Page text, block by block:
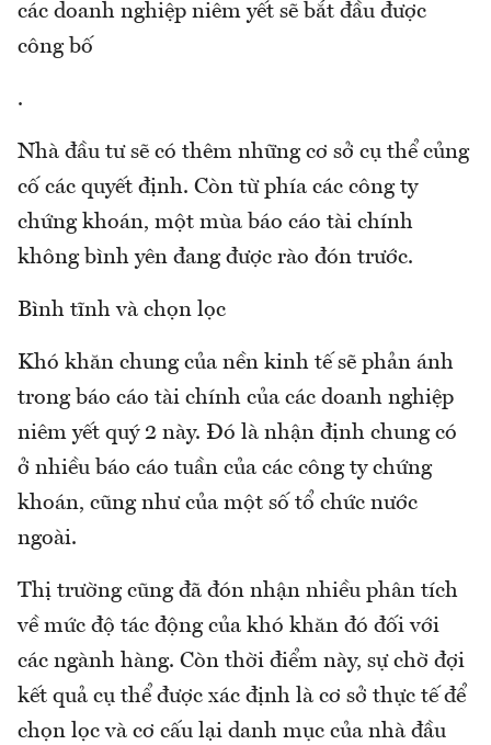
các doanh nghiệp niêm yết sẽ bắt đầu được
công bố
.
Nhà đầu tư sẽ có thêm những cơ sở cụ thể củng
cố các quyết định. Còn từ phía các công ty
chứng khoán, một mùa báo cáo tài chính
không bình yên đang được rào đón trước.
Bình tĩnh và chọn lọc
Khó khăn chung của nền kinh tế sẽ phản ánh
trong báo cáo tài chính của các doanh nghiệp
niêm yết quý 2 này. Đó là nhận định chung có
ở nhiều báo cáo tuần của các công ty chứng
khoán, cũng như của một số tổ chức nước
ngoài.
Thị trường cũng đã đón nhận nhiều phân tích
về mức độ tác động của khó khăn đó đối với
các ngành hàng. Còn thời điểm này, sự chờ đợi
kết quả cụ thể được xác định là cơ sở thực tế để
chọn lọc và cơ cấu lại danh mục của nhà đầu